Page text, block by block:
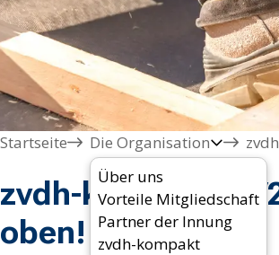
Startseite
Die Organisation
Über uns
Vorteile Mitgliedschaft
Partner der Innung
zvdh-kompakt
zvdh-kompakt 37/
oben!